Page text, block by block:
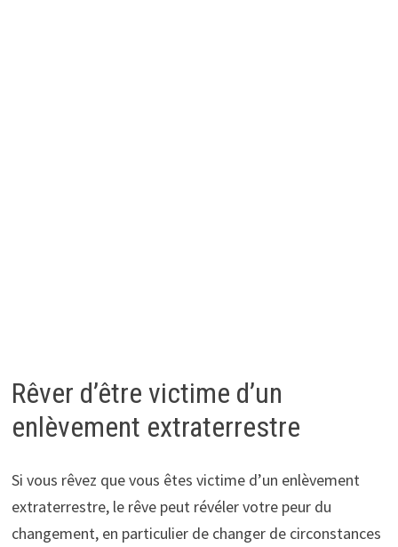
Rêver d’être victime d’un
enlèvement extraterrestre
Si vous rêvez que vous êtes victime d’un enlèvement
extraterrestre, le rêve peut révéler votre peur du
changement, en particulier de changer de circonstances